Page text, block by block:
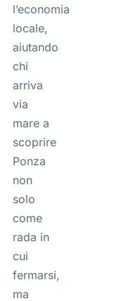
l’economia
locale,
aiutando
chi
arriva
via
mare a
scoprire
Ponza
non
solo
come
rada in
cui
fermarsi,
ma